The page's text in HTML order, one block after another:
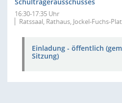
16:30-17:35 Uhr
Ratssaal, Rathaus, Jockel-Fuchs-
Einladung - öffentlich
Sitzung)